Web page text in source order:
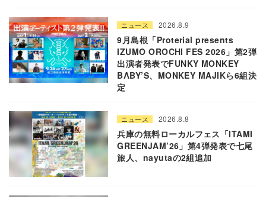
ニュース 2026.8.9
9月島根「Proterial presents
IZUMO OROCHI FES 2026」第2弾
出演者発表でFUNKY MONKEY
BΛBY’S、MONKEY MAJIKら6組決
定
ニュース 2026.8.8
兵庫の無料ローカルフェス「ITAMI
GREENJAM’26」第4弾発表で七尾
旅人、nayutaの2組追加